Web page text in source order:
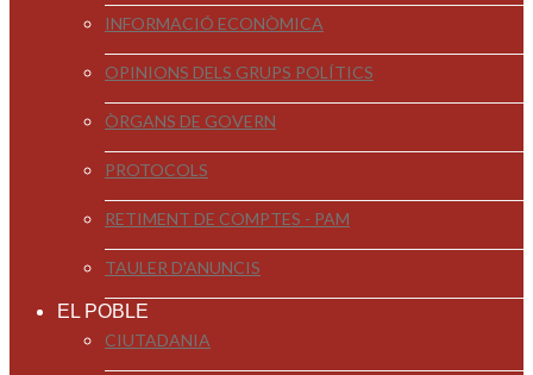
INFORMACIÓ ECONÒMICA
OPINIONS DELS GRUPS POLÍTICS
ÒRGANS DE GOVERN
PROTOCOLS
RETIMENT DE COMPTES - PAM
TAULER D'ANUNCIS
EL POBLE
CIUTADANIA